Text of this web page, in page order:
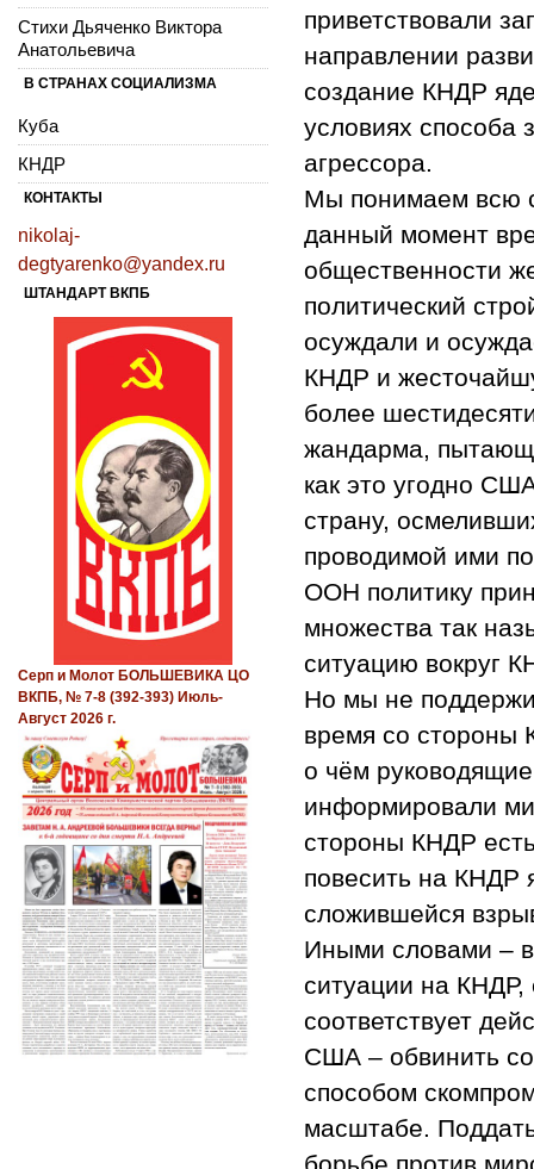
приветствовали
направлении
создание КНДР
условиях способа
агрессора.
Мы понимаем всю
данный момент
общественности
политический
осуждали и
КНДР и
более
жандарма,
как это угодно
страну,
проводимой ими
ООН политику
множества так
ситуацию вокруг
Но мы не
время со стороны
о чём
информировали
стороны КНДР
повесить на КНДР
сложившейся
Иными словами –
ситуации на КНДР,
соответствует
США – обвинить
способом
масштабе.
борьбе против
Стихи Дьяченко Виктора
Анатольевича
В СТРАНАХ СОЦИАЛИЗМА
Куба
КНДР
КОНТАКТЫ
nikolaj-
degtyarenko@yandex.ru
ШТАНДАРТ ВКПБ
Серп и Молот БОЛЬШЕВИКА ЦО
ВКПБ, № 7-8 (392-393) Июль-
Август 2026 г.